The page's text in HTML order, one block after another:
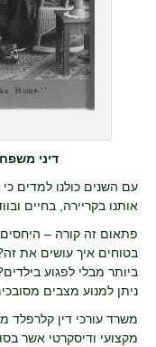
דיני
עם השנים כולנו למדים כי
אותנו בקריירה, בחיים
פתאום זה קורה –
בטוחים איך עושים את
ביותר מבלי לפגוע
ניתן למנוע מצבים
משרד עורכי דין קלרפלד
מקצועי ודיסקרטי אשר